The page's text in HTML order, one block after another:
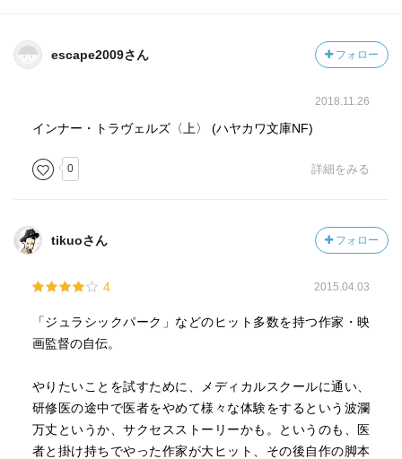
escape2009さん フォロー
2018.11.26
インナー・トラヴェルズ〈上〉 (ハヤカワ文庫NF)
0 詳細をみる
tikuoさん フォロー
4 2015.04.03
「ジュラシックパーク」などのヒット多数を持つ作家・映
画監督の自伝。
やりたいことを試すために、メディカルスクールに通い、
研修医の途中で医者をやめて様々な体験をするという波瀾
万丈というか、サクセスストーリーかも。というのも、医
者と掛け持ちでやった作家が大ヒット、その後自作の脚本